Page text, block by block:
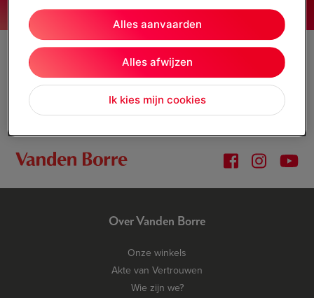
Onze winkels vandenborre.be
Maandag t/m zaterdag 9.00 - 18.00 uur
Contacteer ons
Over Vanden Borre
Onze winkels
Akte van Vertrouwen
Wie zijn we?
Ik kies mijn cookies
Alles afwijzen
Alles aanvaarden